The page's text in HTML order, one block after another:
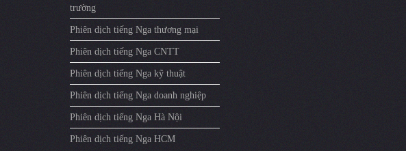
trường
Phiên dịch tiếng Nga thương mại
Phiên dịch tiếng Nga CNTT
Phiên dịch tiếng Nga kỹ thuật
Phiên dịch tiếng Nga doanh nghiệp
Phiên dịch tiếng Nga Hà Nội
Phiên dịch tiếng Nga HCM